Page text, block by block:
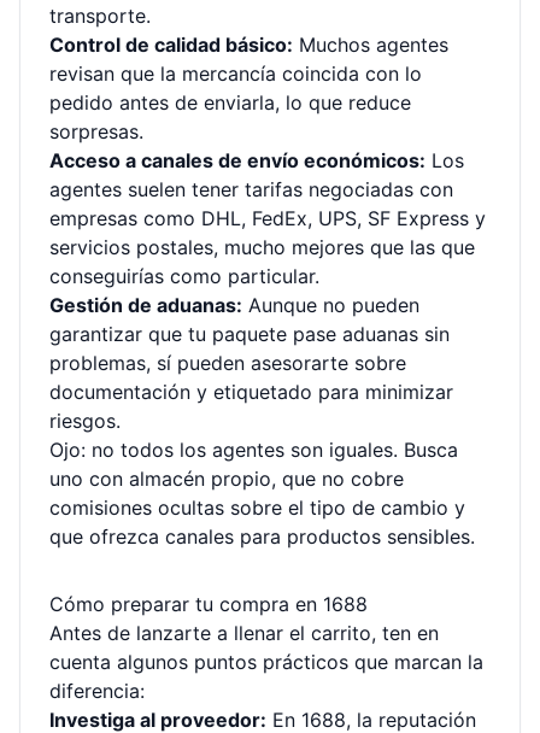
transporte.
Control de calidad básico: Muchos agentes
revisan que la mercancía coincida con lo
pedido antes de enviarla, lo que reduce
sorpresas.
Acceso a canales de envío económicos: Los
agentes suelen tener tarifas negociadas con
empresas como DHL, FedEx, UPS, SF Express y
servicios postales, mucho mejores que las que
conseguirías como particular.
Gestión de aduanas: Aunque no pueden
garantizar que tu paquete pase aduanas sin
problemas, sí pueden asesorarte sobre
documentación y etiquetado para minimizar
riesgos.
Ojo: no todos los agentes son iguales. Busca
uno con almacén propio, que no cobre
comisiones ocultas sobre el tipo de cambio y
que ofrezca canales para productos sensibles.
Cómo preparar tu compra en 1688
Antes de lanzarte a llenar el carrito, ten en
cuenta algunos puntos prácticos que marcan la
diferencia:
Investiga al proveedor: En 1688, la reputación